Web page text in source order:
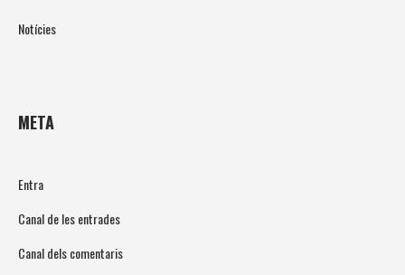
Notícies
META
Entra
Canal de les entrades
Canal dels comentaris